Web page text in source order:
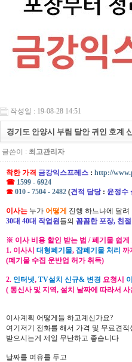
작성일 : 19-08-28 14:51
경기도 안양시 부림 달안 귀인 호계
글쓴이 : 최고관리자
착한 가격 금강익스프레스 : http://
☎ 1599 - 6924
☎ 010 - 7504 - 2482 (견적 담당 : 윤정수
이사는 누가 어떻게 진행 하느냐에 달려
30대 40대 작업원들의 꼼꼼한 포장, 친
※ 이사 비용 할인 받는 법 / 폐기물 쉽게
1. 이사시 대형폐기물, 잡폐기물 처리 까
(폐기물 수집 운반업 허가 취득)
2. 인터넷, TV설치 신규& 변경 요청시
( 통신사 및 지역, 설치 날짜에 따라서
이사계획 어떻게들 하고계신가요?
여기저기 전화를 해서 가격 및 무료견적
받으시는게 제일 무난하고 좋습니다
날짜를 여유를 두고